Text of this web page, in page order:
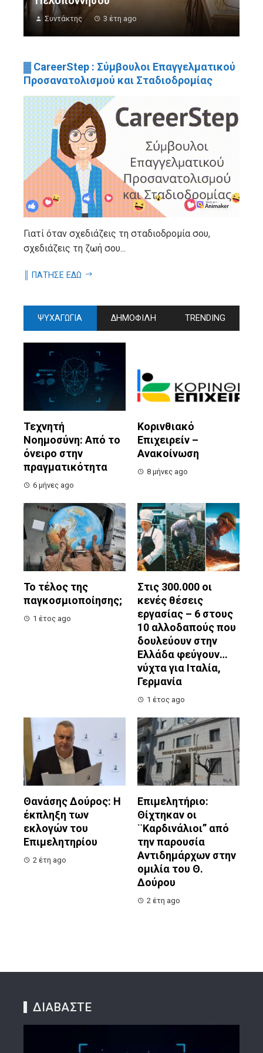
Συντάκτης 3 έτη ago
▓ CareerStep : Σύμβουλοι Επαγγελματικού
Προσανατολισμού και Σταδιοδρομίας
Γιατί όταν σχεδιάζεις τη σταδιοδρομία σου,
σχεδιάζεις τη ζωή σου...
║ ΠΑΤΗΣΕ ΕΔΩ
ΨΥΧΑΓΩΓΙΑ ΔΗΜΟΦΙΛΗ TRENDING
Τεχνητή
Νοημοσύνη: Από το
όνειρο στην
πραγματικότητα
6 μήνες ago
Κορινθιακό
Επιχειρείν –
Ανακοίνωση
8 μήνες ago
Το τέλος της
παγκοσμιοποίησης;
1 έτος ago
Στις 300.000 οι
κενές θέσεις
εργασίας – 6 στους
10 αλλοδαπούς που
δουλεύουν στην
Ελλάδα φεύγουν…
νύχτα για Ιταλία,
Γερμανία
1 έτος ago
Θανάσης Δούρος: Η
έκπληξη των
εκλογών του
Επιμελητηρίου
2 έτη ago
Επιμελητήριο:
Θίχτηκαν οι
¨Καρδινάλιοι” από
την παρουσία
Αντιδημάρχων στην
ομιλία του Θ.
Δούρου
2 έτη ago
ΔΙΑΒΑΣΤΕ